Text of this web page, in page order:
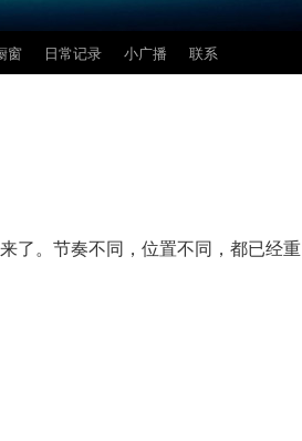
窗 日常记录 小广播 联系
了。节奏不同，位置不同，都已经重